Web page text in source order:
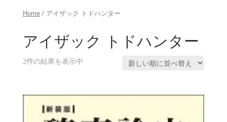
Home/ アイザック トドハンター
アイザック トドハンター
2件の結果を表示中